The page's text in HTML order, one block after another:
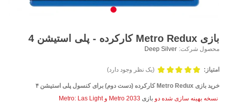
بازی Metro Redux کارکرده - پلی استیشن 4
محصول شرکت: Deep Silver
امتیاز: (یک نظر وجود دارد)
خرید بازی Metro Redux کارکرده (دست دوم) برای کنسول پلی استیشن ۴
نسخه بهینه سازی شده دو بازی